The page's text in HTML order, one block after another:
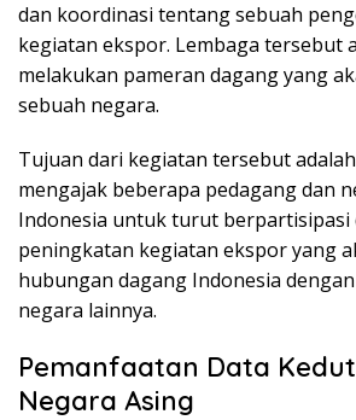
dan koordinasi tentang sebuah
kegiatan ekspor. Lembaga tersebut
melakukan pameran dagang yang
sebuah negara.
Tujuan dari kegiatan tersebut
mengajak beberapa pedagang dan
Indonesia untuk turut berpartisipasi
peningkatan kegiatan ekspor yang
hubungan dagang Indonesia
negara lainnya.
Pemanfaatan Data
Negara Asing